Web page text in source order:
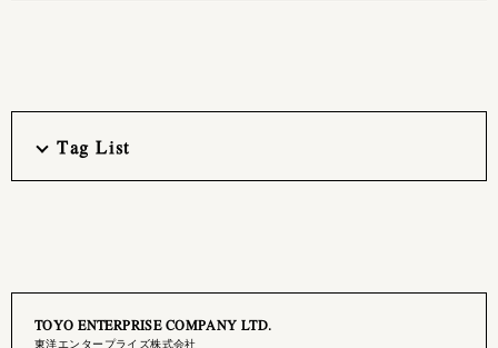
Tag List
TOYO ENTERPRISE COMPANY LTD.
東洋エンタープライズ株式会社